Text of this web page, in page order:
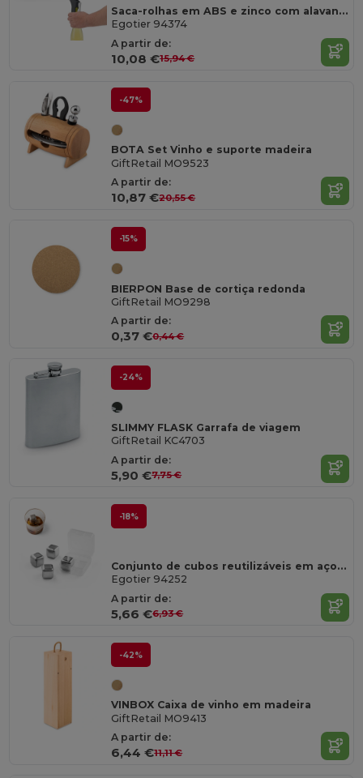
Saca-rolhas em ABS e zinco com alavanca automática para abertura fácil
Egotier 94374
A partir de:
10,08 €15,94 €
-47%
BOTA Set Vinho e suporte madeira
GiftRetail MO9523
A partir de:
10,87 €20,55 €
-15%
BIERPON Base de cortiça redonda
GiftRetail MO9298
A partir de:
0,37 €0,44 €
-24%
SLIMMY FLASK Garrafa de viagem
GiftRetail KC4703
A partir de:
5,90 €7,75 €
-18%
Conjunto de cubos reutilizáveis em aço inoxidável
Egotier 94252
A partir de:
5,66 €6,93 €
-42%
VINBOX Caixa de vinho em madeira
GiftRetail MO9413
A partir de:
6,44 €11,11 €